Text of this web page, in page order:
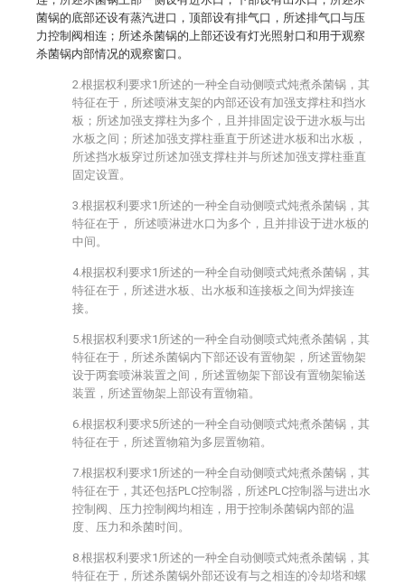
菌锅的底部还设有蒸汽进口，顶部设有排气口，所述排气口与压
力控制阀相连；所述杀菌锅的上部还设有灯光照射口和用于观察
杀菌锅内部情况的观察窗口。
2.根据权利要求1所述的一种全自动侧喷式炖煮杀菌锅，其
特征在于，所述喷淋支架的内部还设有加强支撑柱和挡水
板；所述加强支撑柱为多个，且并排固定设于进水板与出
水板之间；所述加强支撑柱垂直于所述进水板和出水板，
所述挡水板穿过所述加强支撑柱并与所述加强支撑柱垂直
固定设置。
3.根据权利要求1所述的一种全自动侧喷式炖煮杀菌锅，其
特征在于， 所述喷淋进水口为多个，且并排设于进水板的
中间。
4.根据权利要求1所述的一种全自动侧喷式炖煮杀菌锅，其
特征在于，所述进水板、出水板和连接板之间为焊接连
接。
5.根据权利要求1所述的一种全自动侧喷式炖煮杀菌锅，其
特征在于，所述杀菌锅内下部还设有置物架，所述置物架
设于两套喷淋装置之间，所述置物架下部设有置物架输送
装置，所述置物架上部设有置物箱。
6.根据权利要求5所述的一种全自动侧喷式炖煮杀菌锅，其
特征在于，所述置物箱为多层置物箱。
7.根据权利要求1所述的一种全自动侧喷式炖煮杀菌锅，其
特征在于，其还包括PLC控制器，所述PLC控制器与进出水
控制阀、压力控制阀均相连，用于控制杀菌锅内部的温
度、压力和杀菌时间。
8.根据权利要求1所述的一种全自动侧喷式炖煮杀菌锅，其
特征在于，所述杀菌锅外部还设有与之相连的冷却塔和螺